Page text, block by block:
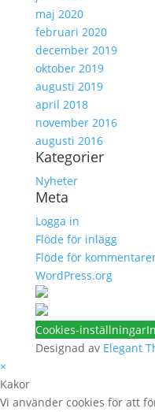
maj 2020
februari 2020
december 2019
oktober 2019
augusti 2019
april 2018
november 2016
augusti 2016
Kategorier
Nyheter
Meta
Logga in
Flöde för inlägg
Flöde för
WordPress.org
Cookies-inställningar
Designad av Elegant
×
Kakor
Vi använder cookies för att